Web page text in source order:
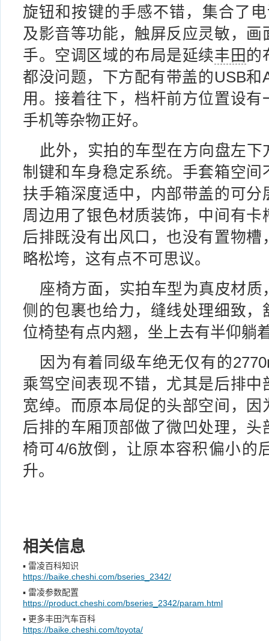
旋钮和按键的手感不错，集合了
及影音等功能，触屏反应灵敏，
手。空调区域的布局是延续丰田 的
都没问题，下方配有带盖的USB和
用。接着往下，档杆前方位置设
手机等杂物正好。
此外，实拍的车型在方向盘左
制键和车身稳定系统。手套箱空
扶手箱深度适中，内部带盖的可
周边用了银色材质装饰，中间有
后排既没有出风口，也没有置物
略松垮，这有点不可思议。
座椅方面，实拍车型为真皮材
侧的包裹也给力，缝线处理细致，
位椅垫有点内翘，坐上去有半仰躺
因为有着同级车绝无仅有的
乘驾空间表现不错，尤其是后排
宽绰。而原本局促的头部空间，
后排的车厢顶部做了微凹处理，
椅可4/6放倒，让原本容积偏小的
升。
相关信息
▪ 雷凌百科知识
https://baike.cheshi.com/bseries_2342/
▪ 雷凌参数配置
https://product.cheshi.com/bseries_2342/param.html
▪ 更多丰田汽车百科
https://baike.cheshi.com/toyota/